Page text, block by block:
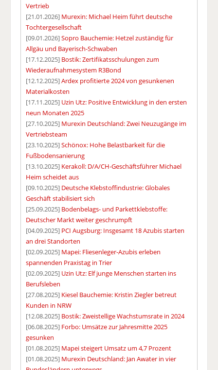
Vertrieb
[21.01.2026] Murexin: Michael Heim führt deutsche
Tochtergesellschaft
[09.01.2026]Sopro Bauchemie: Hetzel zuständig für
Allgäu und Bayerisch-Schwaben
[17.12.2025] Bostik: Zertifikatsschulungen zum
Wiederaufnahmesystem R3Bond
[12.12.2025]Ardex profitierte 2024 von gesunkenen
Materialkosten
[17.11.2025] Uzin Utz: Positive Entwicklung in den ersten
neun Monaten 2025
[27.10.2025] Murexin Deutschland: Zwei Neuzugänge im
Vertriebsteam
[23.10.2025]Schönox: Hohe Belastbarkeit für die
Fußbodensanierung
[13.10.2025] Kerakoll: D/A/CH-Geschäftsführer Michael
Heim scheidet aus
[09.10.2025] Deutsche Klebstoffindustrie: Globales
Geschäft stabilisiert sich
[25.09.2025] Bodenbelags- und Parkettklebstoffe:
Deutscher Markt weiter geschrumpft
[04.09.2025] PCI Augsburg: Insgesamt 18 Azubis starten
an drei Standorten
[02.09.2025] Mapei: Fliesenleger-Azubis erleben
spannenden Praxistag in Trier
[02.09.2025] Uzin Utz: Elf junge Menschen starten ins
Berufsleben
[27.08.2025] Kiesel Bauchemie: Kristin Ziegler betreut
Kunden in NRW
[12.08.2025] Bostik: Zweistellige Wachstumsrate in 2024
[06.08.2025] Forbo: Umsätze zur Jahresmitte 2025
gesunken
[01.08.2025] Mapei steigert Umsatz um 4,7 Prozent
[01.08.2025] Murexin Deutschland: Jan Awater in vier